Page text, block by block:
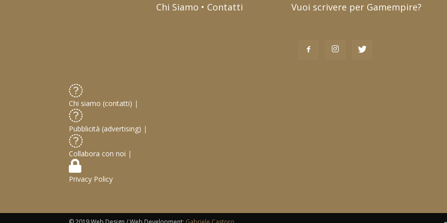
Chi Siamo • Contatti Vuoi scrivere per Gamempire?
Chi siamo (contatti) |
Pubblicità (advertising) |
Collabora con noi |
Privacy Policy